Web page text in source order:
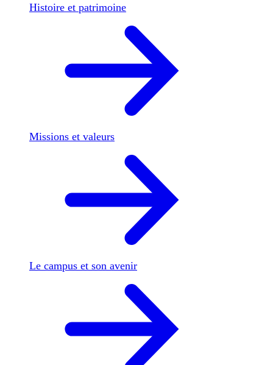
Histoire et patrimoine
Missions et valeurs
Le campus et son avenir